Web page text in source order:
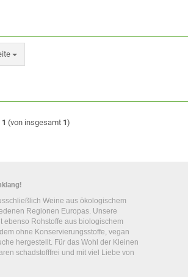
1 (von insgesamt 1)
Weine aus ökologischem
Regionen Europas. Unsere
ebenso Rohstoffe aus biologischem
ohne Konservierungsstoffe, vegan
hergestellt. Für das Wohl der Kleinen
schadstofffrei und mit viel Liebe von